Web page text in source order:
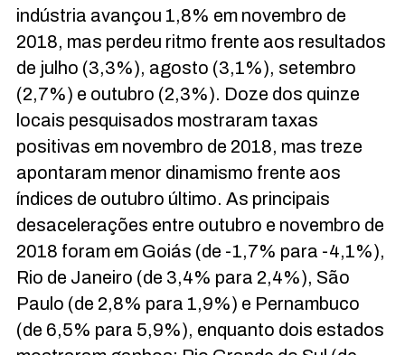
indústria avançou 1,8% em novembro de
2018, mas perdeu ritmo frente aos resultados
de julho (3,3%), agosto (3,1%), setembro
(2,7%) e outubro (2,3%). Doze dos quinze
locais pesquisados mostraram taxas
positivas em novembro de 2018, mas treze
apontaram menor dinamismo frente aos
índices de outubro último. As principais
desacelerações entre outubro e novembro de
2018 foram em Goiás (de -1,7% para -4,1%),
Rio de Janeiro (de 3,4% para 2,4%), São
Paulo (de 2,8% para 1,9%) e Pernambuco
(de 6,5% para 5,9%), enquanto dois estados